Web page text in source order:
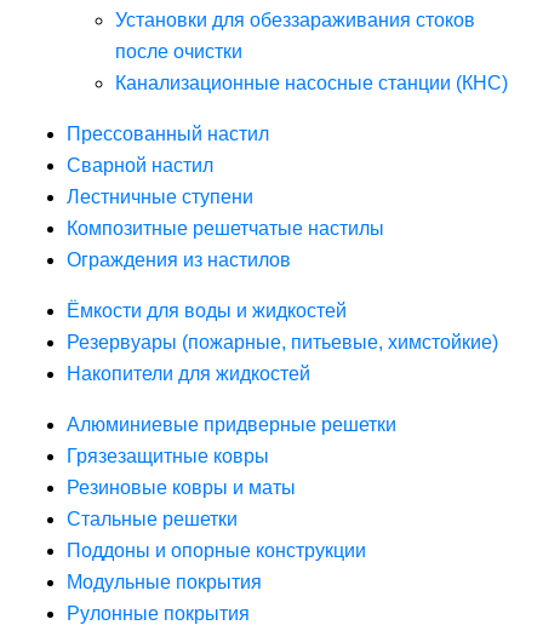
Установки для обеззараживания стоков
после очистки
Канализационные насосные станции (КНС)
Прессованный настил
Сварной настил
Лестничные ступени
Композитные решетчатые настилы
Ограждения из настилов
Ёмкости для воды и жидкостей
Резервуары (пожарные, питьевые, химстойкие)
Накопители для жидкостей
Алюминиевые придверные решетки
Грязезащитные ковры
Резиновые ковры и маты
Стальные решетки
Поддоны и опорные конструкции
Модульные покрытия
Рулонные покрытия